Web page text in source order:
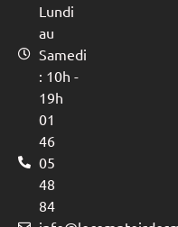
Lundi
au
Samedi
: 10h -
19h
01
46
05
48
84